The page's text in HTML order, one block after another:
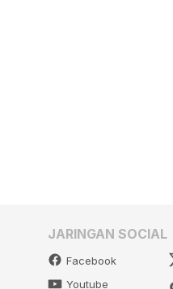
JARINGAN SOCIAL
Facebook
Youtube